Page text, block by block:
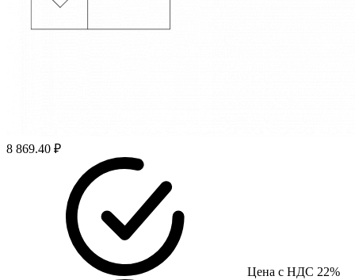
8 869.40 ₽
Цена с НДС 22%